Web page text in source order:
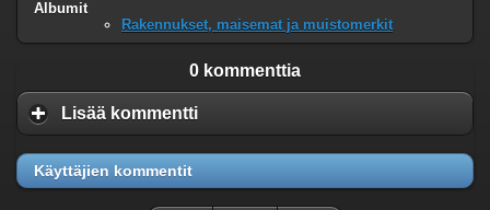
Albumit
Rakennukset, maisemat ja muistomerkit
0 kommenttia
Lisää kommentti
Käyttäjien kommentit